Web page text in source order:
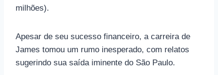
milhões).
Apesar de seu sucesso financeiro, a carreira de
James tomou um rumo inesperado, com relatos
sugerindo sua saída iminente do São Paulo.